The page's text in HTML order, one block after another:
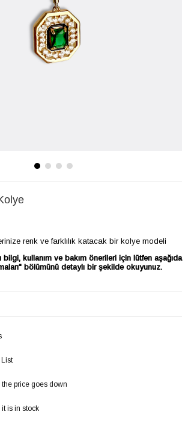
renk ve farklılık katacak bir kolye modeli
bilgi, kullanım ve bakım önerileri için lütfen aşağıda
bölümünü detaylı bir şekilde okuyunuz.
List
price goes down
is in stock